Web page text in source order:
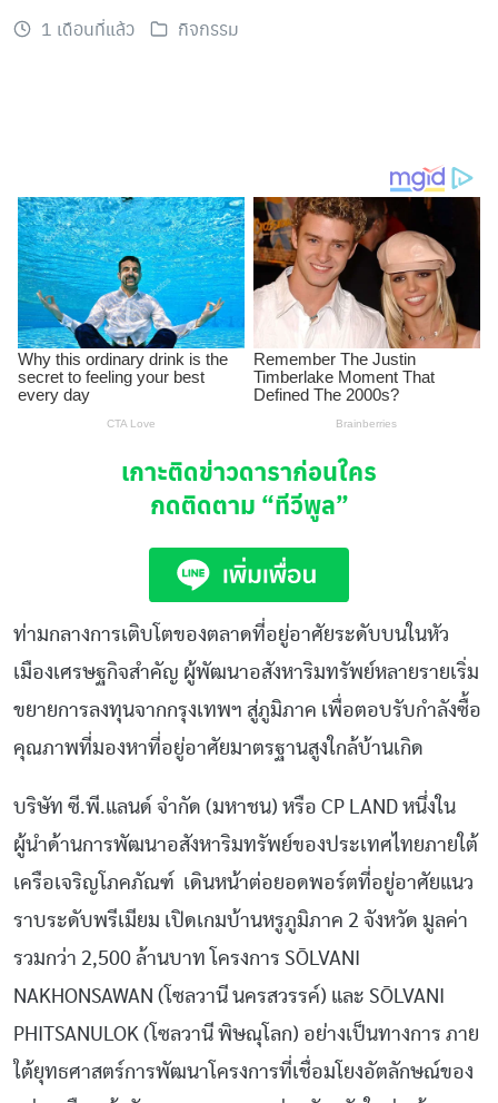
1 เดือนที่แล้ว กิจกรรม
เกาะติดข่าวดาราก่อนใคร
กดติดตาม “ทีวีพูล”
ท่ามกลางการเติบโตของตลาดที่อยู่อาศัยระดับบนในหัว
เมืองเศรษฐกิจสำคัญ ผู้พัฒนาอสังหาริมทรัพย์หลายรายเริ่ม
ขยายการลงทุนจากกรุงเทพฯ สู่ภูมิภาค เพื่อตอบรับกำลังซื้อ
คุณภาพที่มองหาที่อยู่อาศัยมาตรฐานสูงใกล้บ้านเกิด
บริษัท ซี.พี.แลนด์ จำกัด (มหาชน) หรือ CP LAND หนึ่งใน
ผู้นำด้านการพัฒนาอสังหาริมทรัพย์ของประเทศไทยภายใต้
เครือเจริญโภคภัณฑ์ เดินหน้าต่อยอดพอร์ตที่อยู่อาศัยแนว
ราบระดับพรีเมียม เปิดเกมบ้านหรูภูมิภาค 2 จังหวัด มูลค่า
รวมกว่า 2,500 ล้านบาท โครงการ SŌLVANI
NAKHONSAWAN (โซลวานี นครสวรรค์) และ SŌLVANI
PHITSANULOK (โซลวานี พิษณุโลก) อย่างเป็นทางการ ภาย
ใต้ยุทธศาสตร์การพัฒนาโครงการที่เชื่อมโยงอัตลักษณ์ของ